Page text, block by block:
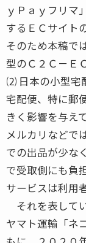
ｙＰａｙフリマ
するＥＣサイト
そのため本稿で
型のＣ２Ｃ－Ｅ
⑵ 日本の小型宅
宅配便、特に郵
きく影響を与え
メルカリなどで
での出品が少な
で受取側にも負
サービスは利用
それを表して
ヤマト運輸「ネ